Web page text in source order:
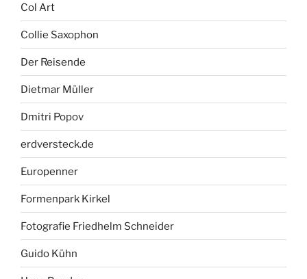
Col Art
Collie Saxophon
Der Reisende
Dietmar Müller
Dmitri Popov
erdversteck.de
Europenner
Formenpark Kirkel
Fotografie Friedhelm Schneider
Guido Kühn